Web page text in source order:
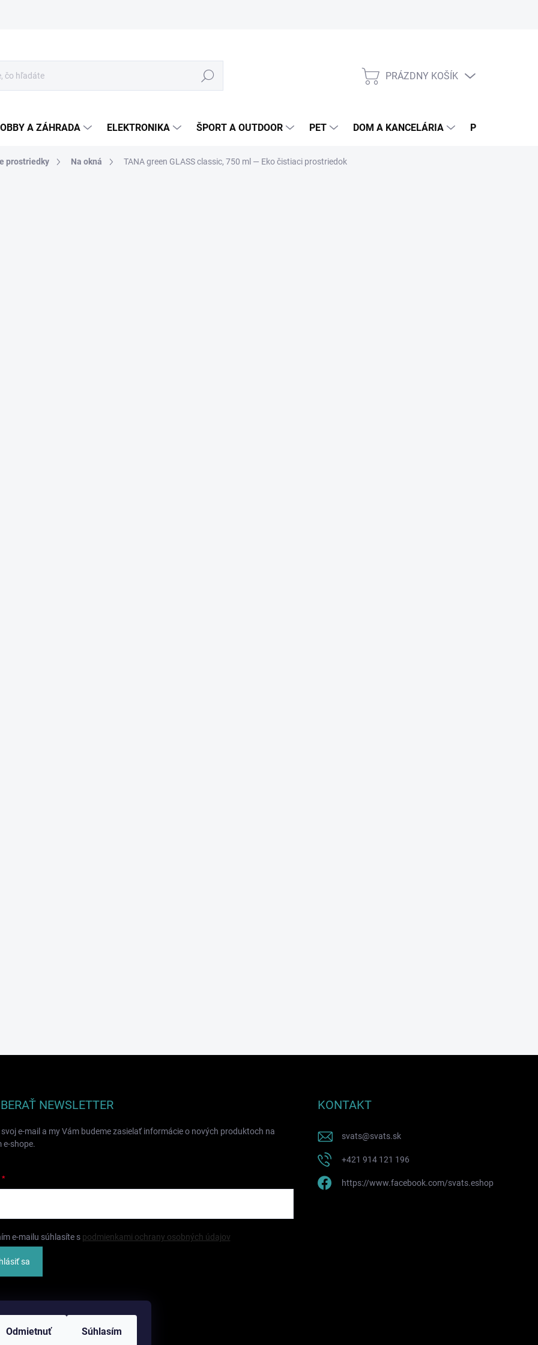
Odmietnuť Súhlasím
Hľadať
NÁKUPNÝ
PRÁZDNY KOŠÍK
A ZÁHRADA ELEKTRONIKA ŠPORT A OUTDOOR PET DOM A KANCELÁRIA POTRAVINY
prostriedky Na okná TANA green GLASS classic, 750 ml — Eko čistiaci prostriedok
NEWSLETTER
e-mail a my Vám budeme zasielať informácie o nových produktoch na
e-shope.
e-mailu súhlasíte s podmienkami ochrany osobných údajov
sa
KONTAKT
svats@svats.sk
+421 914 121 196
https://www.facebook.com/svats.eshop